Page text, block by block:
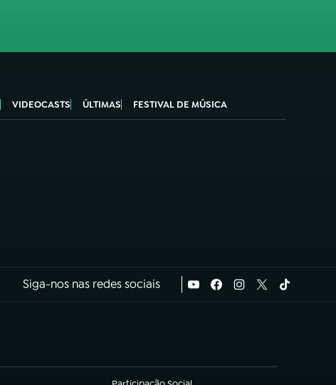
VIDEOCASTS ÚLTIMAS FESTIVAL DE MÚSICA
Siga-nos nas redes sociais